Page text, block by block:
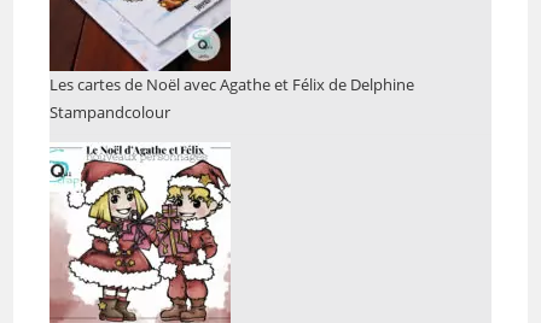
Les cartes de Noël avec Agathe et Félix de Delphine
Stampandcolour